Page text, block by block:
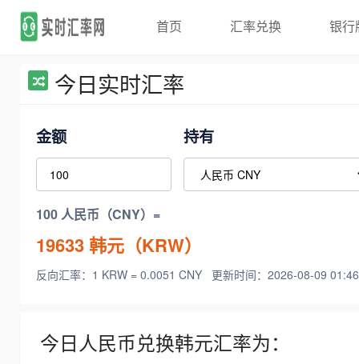
首页 汇率兑换 银行
今日实时汇率
金额 持有
100 人民币（CNY）=
19633韩元（KRW）
反向汇率：1 KRW = 0.0051 CNY 更新时间：2026-08-09
今日人民币兑换韩元汇率为：